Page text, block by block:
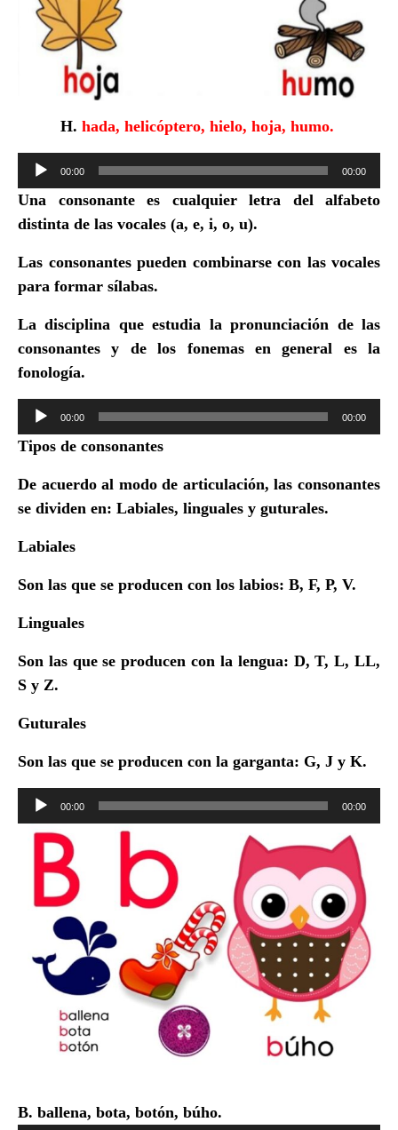
H. hada, helicóptero, hielo, hoja, humo.
Reproductor
audio
00:00 00:00
Una consonante es cualquier letra del alfabeto
distinta de las vocales (a, e, i, o, u).
Las consonantes pueden combinarse con las vocales
para formar sílabas.
La disciplina que estudia la pronunciación de las
consonantes y de los fonemas en general es la
fonología.
Reproductor
audio
00:00 00:00
Tipos de consonantes
De acuerdo al modo de articulación, las consonantes
se dividen en: Labiales, linguales y guturales.
Labiales
Son las que se producen con los labios: B, F, P, V.
Linguales
Son las que se producen con la lengua: D, T, L, LL,
S y Z.
Guturales
Son las que se producen con la garganta: G, J y K.
Reproductor
audio
00:00 00:00
B. ballena, bota, botón, búho.